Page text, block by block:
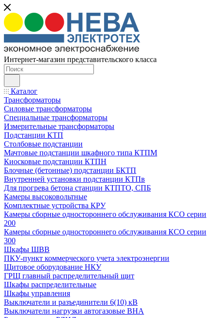
Интернет-магазин представительского класса
Каталог
Трансформаторы
Силовые трансформаторы
Специальные трансформаторы
Измерительные трансформаторы
Подстанции КТП
Столбовые подстанции
Мачтовые подстанции шкафного типа КТПМ
Киосковые подстанции КТПН
Блочные (бетонные) подстанции БКТП
Внутренней установки подстанции КТПв
Для прогрева бетона станции КТПТО, СПБ
Камеры высоковольтные
Комплектные устройства КРУ
Камеры сборные одностороннего обслуживания КСО серии
200
Камеры сборные одностороннего обслуживания КСО серии
300
Шкафы ШВВ
ПКУ-пункт коммерческого учета электроэнергии
Щитовое оборудование НКУ
ГРЩ главный распределительный щит
Шкафы распределительные
Шкафы управления
Выключатели и разъединители 6(10) кВ
Выключатели нагрузки автогазовые ВНА